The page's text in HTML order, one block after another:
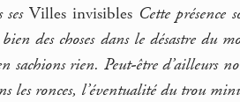
sesVilles invisiblesCette présence
des choses dans le désastre du
sachions rien. Peut-être d’ailleurs
les ronces, l’éventualité du trou